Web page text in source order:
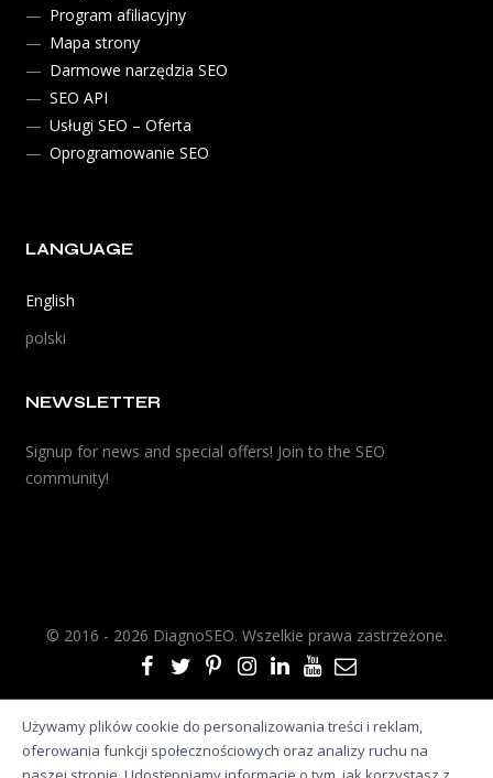
Program afiliacyjny
Mapa strony
Darmowe narzędzia SEO
SEO API
Usługi SEO – Oferta
Oprogramowanie SEO
LANGUAGE
English
polski
NEWSLETTER
Signup for news and special offers! Join to the SEO
community!
© 2016 - 2026 DiagnoSEO. Wszelkie prawa zastrzeżone.
Używamy plików cookie do personalizowania treści i reklam,
oferowania funkcji społecznościowych oraz analizy ruchu na